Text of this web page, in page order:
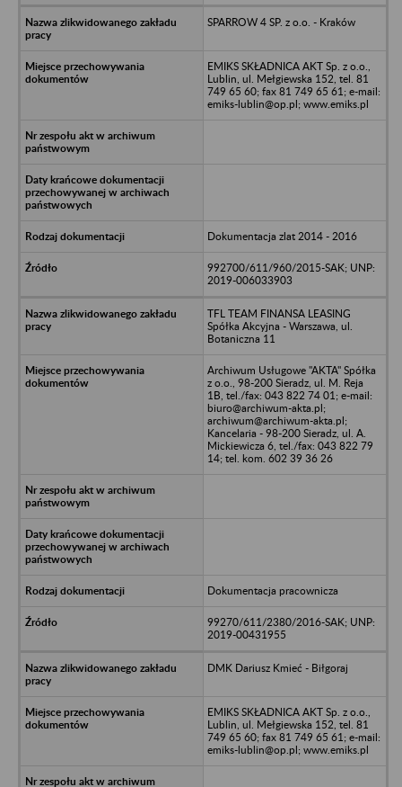
SPARROW 4 SP. z o.o. - Kraków
EMIKS SKŁADNICA AKT Sp. z o.o.,
Lublin, ul. Mełgiewska 152, tel. 81
749 65 60; fax 81 749 65 61; e-mail:
emiks-lublin@op.pl; www.emiks.pl
Dokumentacja zlat 2014 - 2016
992700/611/960/2015-SAK; UNP:
2019-006033903
TFL TEAM FINANSA LEASING
Spółka Akcyjna - Warszawa, ul.
Botaniczna 11
Archiwum Usługowe "AKTA" Spółka
z o.o., 98-200 Sieradz, ul. M. Reja
1B, tel./fax: 043 822 74 01; e-mail:
biuro@archiwum-akta.pl;
archiwum@archiwum-akta.pl;
Kancelaria - 98-200 Sieradz, ul. A.
Mickiewicza 6, tel./fax: 043 822 79
14; tel. kom. 602 39 36 26
Dokumentacja pracownicza
99270/611/2380/2016-SAK; UNP:
2019-00431955
DMK Dariusz Kmieć - Biłgoraj
EMIKS SKŁADNICA AKT Sp. z o.o.,
Lublin, ul. Mełgiewska 152, tel. 81
749 65 60; fax 81 749 65 61; e-mail:
emiks-lublin@op.pl; www.emiks.pl